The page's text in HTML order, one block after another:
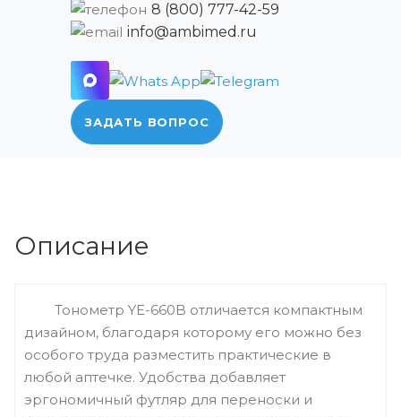
8 (800) 777-42-59
info@ambimed.ru
ЗАДАТЬ ВОПРОС
Описание
Тонометр YE-660B отличается компактным
дизайном, благодаря которому его можно без
особого труда разместить практические в
любой аптечке. Удобства добавляет
эргономичный футляр для переноски и